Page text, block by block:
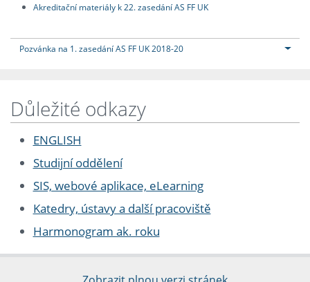
Akreditační materiály k 22. zasedání AS FF UK
Pozvánka na 1. zasedání AS FF UK 2018-20
Důležité odkazy
ENGLISH
Studijní oddělení
SIS, webové aplikace, eLearning
Katedry, ústavy a další pracoviště
Harmonogram ak. roku